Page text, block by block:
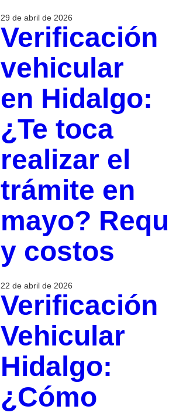
29 de abril de 2026
Verificación
vehicular
en Hidalgo:
¿Te toca
realizar el
trámite en
mayo?
y costos
22 de abril de 2026
Verificación
Vehicular
Hidalgo:
¿Cómo